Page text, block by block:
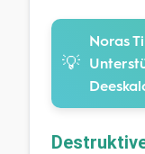
💡
Noras